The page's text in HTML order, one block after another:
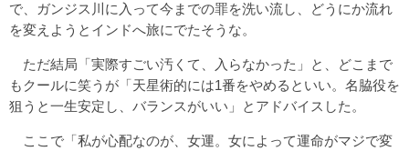
で、ガンジス川に入って今までの罪を洗い流し、どうにか流れ
を変えようとインドへ旅にでたそうな。
ただ結局「実際すごい汚くて、入らなかった」と、どこまで
もクールに笑うが「天星術的には1番をやめるといい。名脇役を
狙うと一生安定し、バランスがいい」とアドバイスした。
ここで「私が心配なのが、女運。女によって運命がマジで変